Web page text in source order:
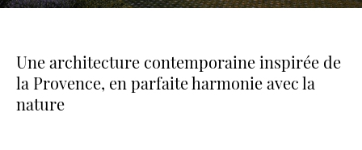
Une architecture contemporaine inspirée de
la Provence, en parfaite harmonie avec la
nature